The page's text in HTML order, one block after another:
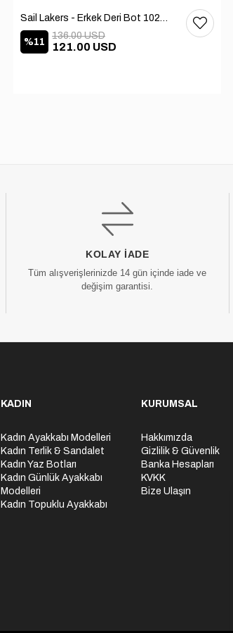
Sail Lakers - Erkek Deri Bot 102-3168-65390
%11 121.00 USD
136.00 USD
KOLAY İADE
Tüm alışverişlerinizde 14 gün içinde iade ve
değişim garantisi.
KADIN
Kadın Ayakkabı Modelleri
Kadın Terlik & Sandalet
Kadın Yaz Botları
Kadın Günlük Ayakkabı
Modelleri
Kadın Topuklu Ayakkabı
KURUMSAL
Hakkımızda
Gizlilik & Güvenlik
Banka Hesapları
KVKK
Bize Ulaşın